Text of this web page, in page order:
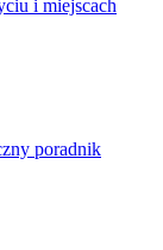
i miejscach
poradnik